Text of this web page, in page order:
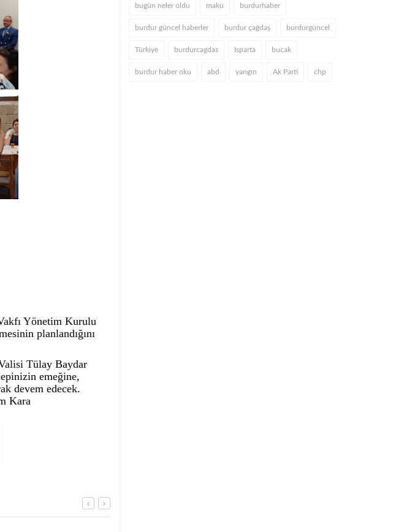
Yönetim Kurulu
planlandığını
Tülay Baydar
emeğine,
devem edecek.
Kara
bugün neler oldu makü burdurhaber
burdur güncel haberler burdur çağdaş burdurgüncel
Türkiye burdurcagdas Isparta bucak
burdur haber oku abd yangın Ak Parti chp